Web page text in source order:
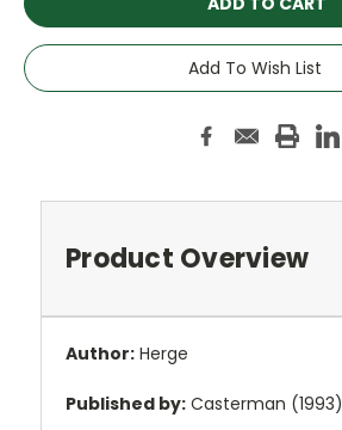
Add To Wish List
Product Overview
Author: Herge
Published by: Casterman (1993)